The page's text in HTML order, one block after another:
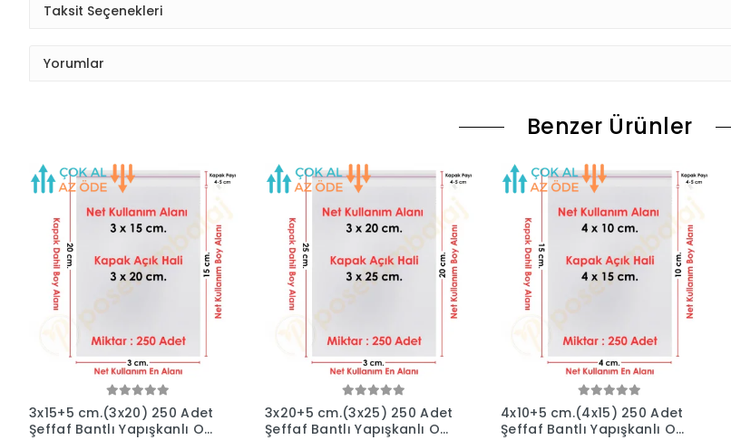
Taksit Seçenekleri
Yorumlar
Benzer Ürünler
3x15+5 cm.(3x20) 250 Adet
Şeffaf Bantlı Yapışkanlı OPP
3x20+5 cm.(3x25) 250 Adet
Şeffaf Bantlı Yapışkanlı OPP
4x10+5 cm.(4x15) 250 Adet
Şeffaf Bantlı Yapışkanlı OPP